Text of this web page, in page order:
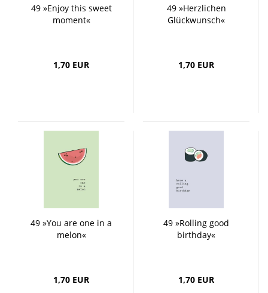
49 »Enjoy this sweet
moment«
1,70 EUR
49 »Herzlichen
Glückwunsch«
1,70 EUR
49 »You are one in a
melon«
1,70 EUR
49 »Rolling good
birthday«
1,70 EUR